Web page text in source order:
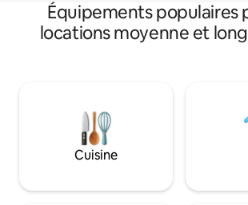
Équipements populaires
locations moyenne et
Cuisine